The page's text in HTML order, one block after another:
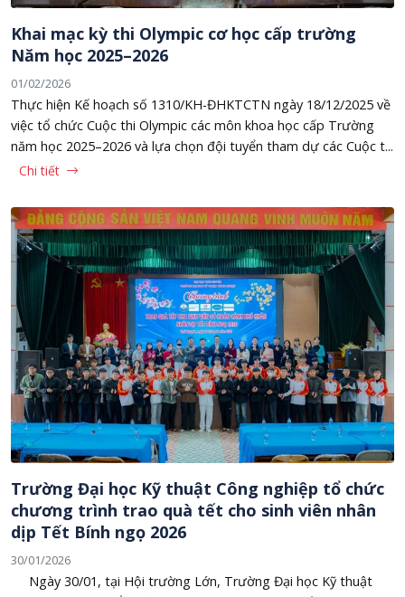
Khai mạc kỳ thi Olympic cơ học cấp trường
Năm học 2025–2026
01/02/2026
Thực hiện Kế hoạch số 1310/KH-ĐHKTCTN ngày 18/12/2025 về
việc tổ chức Cuộc thi Olympic các môn khoa học cấp Trường
năm học 2025–2026 và lựa chọn đội tuyển tham dự các Cuộc t...
Chi tiết
Trường Đại học Kỹ thuật Công nghiệp tổ chức
chương trình trao quà tết cho sinh viên nhân
dịp Tết Bính ngọ 2026
30/01/2026
Ngày 30/01, tại Hội trường Lớn, Trường Đại học Kỹ thuật